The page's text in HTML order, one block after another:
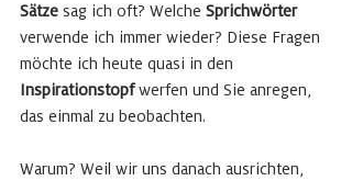
Sätze sag ich oft? Welche Sprichwörter
verwende ich immer wieder? Diese Fragen
möchte ich heute quasi in den
Inspirationstopf werfen und Sie anregen,
das einmal zu beobachten.
Warum? Weil wir uns danach ausrichten,